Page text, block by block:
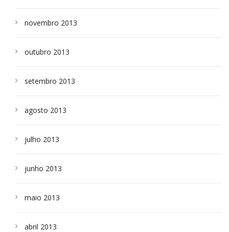
novembro 2013
outubro 2013
setembro 2013
agosto 2013
julho 2013
junho 2013
maio 2013
abril 2013